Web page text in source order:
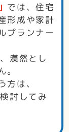
では、住宅
形成や家計
プランナー
漠然とし
は、
討してみ